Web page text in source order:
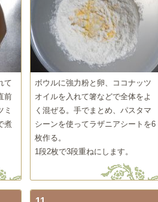
て
前
ミ
煮
ボウルに強力粉と卵、ココナッツ
オイルを入れて箸などで全体をよ
く混ぜる。手でまとめ、パスタマ
シーンを使ってラザニアシートを6
枚作る。
1段2枚で3段重ねにします。